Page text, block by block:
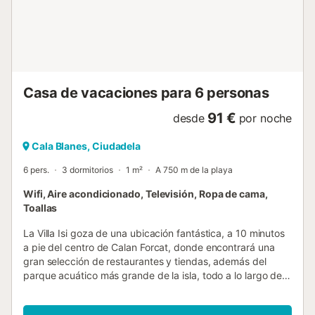
Casa de vacaciones para 6 personas
desde 91 € por noche
Cala Blanes, Ciudadela
6 pers. 3 dormitorios 1 m² A 750 m de la playa
Wifi, Aire acondicionado, Televisión, Ropa de cama,
Toallas
La Villa Isi goza de una ubicación fantástica, a 10 minutos
a pie del centro de Calan Forcat, donde encontrará una
gran selección de restaurantes y tiendas, además del
parque acuático más grande de la isla, todo a lo largo de
zona, Calan Blanes, está a 15 minutos a pie, pero las calas